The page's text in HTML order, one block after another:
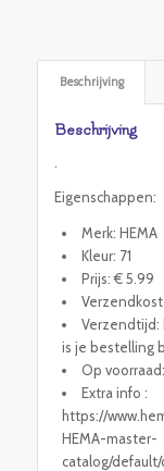
Beschrijving
Beschrijving
.
Eigenschappen:
Merk: HEMA
Kleur: 71
Prijs: € 5.99
Verzendtijd:
is je bestelling
Op voorraad:
Extra info :
https://
HEMA-master-
catalog/default/